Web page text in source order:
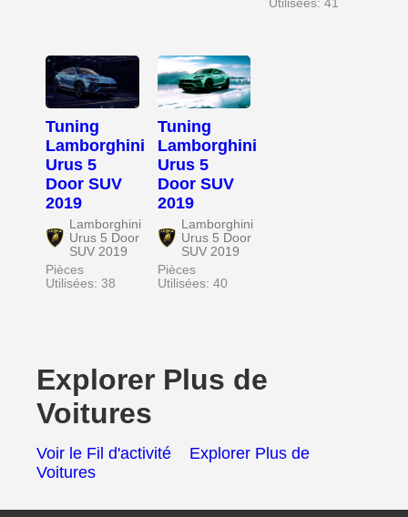
Utilisées: 41
Tuning
Lamborghini
Urus 5
Door SUV
2019
Lamborghini
Urus 5 Door
SUV 2019
Pièces
Utilisées: 38
Tuning
Lamborghini
Urus 5
Door SUV
2019
Lamborghini
Urus 5 Door
SUV 2019
Pièces
Utilisées: 40
Explorer Plus de
Voitures
Voir le Fil d'activité
Explorer Plus de
Voitures